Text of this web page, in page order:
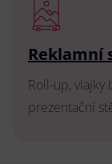
Reklamní
Roll-up, vlajky
prezentační